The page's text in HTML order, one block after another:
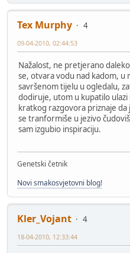
Tex Murphy
4
09-04-2010, 02:44:53
Nažalost, ne pretjerano
se, otvara vodu nad kadom, u
savršenom tijelu u ogledalu,
dodiruje, utom u kupatilo ulazi
kratkog razgovora priznaje da
se tranformiše u jezivo
sam izgubio inspiraciju.
Genetski četnik
Novi smakosvjetovni blog!
Kler_Vojant
4
18-04-2010, 12:33:44